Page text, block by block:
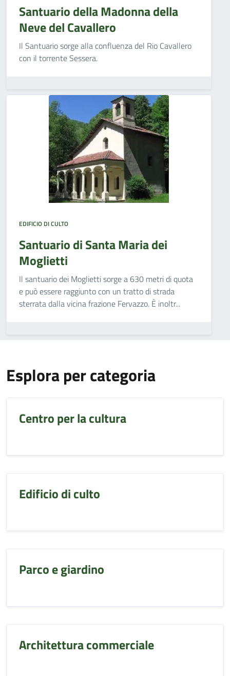
Santuario della Madonna della
Neve del Cavallero
Il Santuario sorge alla confluenza del Rio Cavallero
con il torrente Sessera.
EDIFICIO DI CULTO
Santuario di Santa Maria dei
Moglietti
Il santuario dei Moglietti sorge a 630 metri di quota
e può essere raggiunto con un tratto di strada
sterrata dalla vicina frazione Fervazzo. È inoltr...
Esplora per categoria
Centro per la cultura
Edificio di culto
Parco e giardino
Architettura commerciale